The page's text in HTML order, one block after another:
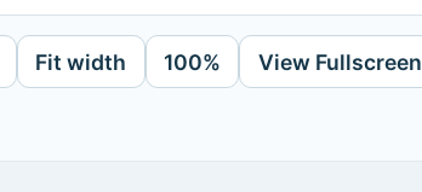
Fit width 100% View Fullscreen